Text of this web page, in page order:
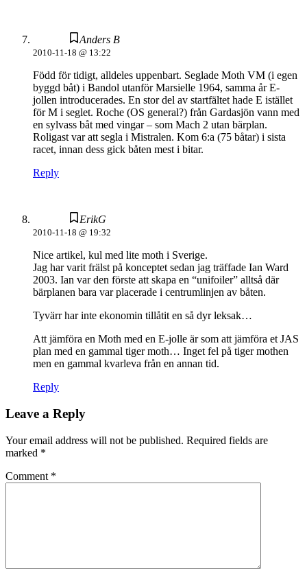
Anders B
2010-11-18 @ 13:22
Född för tidigt, alldeles uppenbart. Seglade Moth VM (i egen
byggd båt) i Bandol utanför Marsielle 1964, samma år E-
jollen introducerades. En stor del av startfältet hade E istället
för M i seglet. Roche (OS general?) från Gardasjön vann med
en sylvass båt med vingar – som Mach 2 utan bärplan.
Roligast var att segla i Mistralen. Kom 6:a (75 båtar) i sista
racet, innan dess gick båten mest i bitar.
Reply
ErikG
2010-11-18 @ 19:32
Nice artikel, kul med lite moth i Sverige.
Jag har varit frälst på konceptet sedan jag träffade Ian Ward
2003. Ian var den förste att skapa en “unifoiler” alltså där
bärplanen bara var placerade i centrumlinjen av båten.
Tyvärr har inte ekonomin tillåtit en så dyr leksak…
Att jämföra en Moth med en E-jolle är som att jämföra et JAS
plan med en gammal tiger moth… Inget fel på tiger mothen
men en gammal kvarleva från en annan tid.
Reply
Leave a Reply
Your email address will not be published. Required fields are
marked *
Comment *